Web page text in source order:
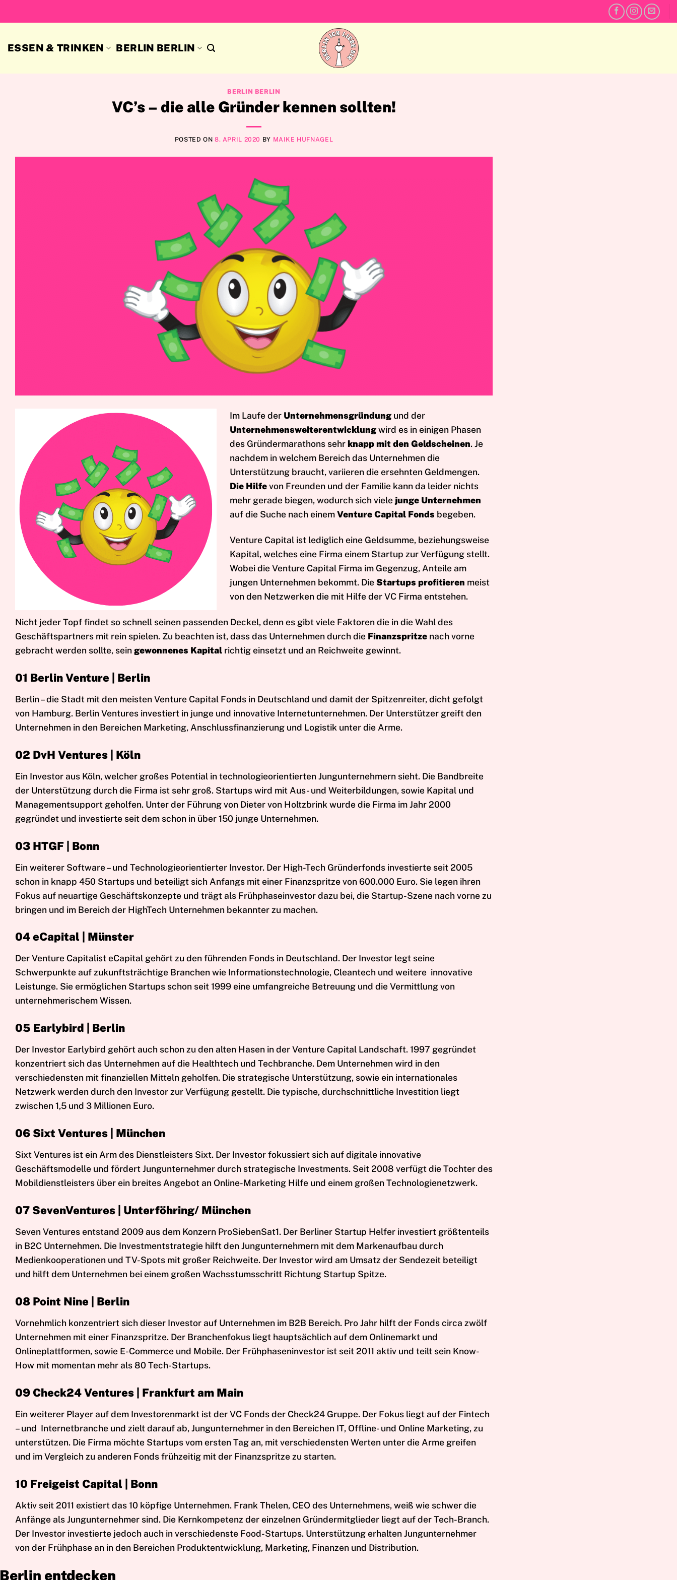
to
ESSEN & TRINKEN BERLIN BERLIN
BERLIN BERLIN
VC’s – die alle Gründer kennen sollten!
POSTED ON8. APRIL 2020 BY MAIKE HUFNAGEL
Im Laufe der Unternehmensgründung und der
Unternehmensweiterentwicklungwird es in einigen Phasen
des Gründermarathons sehrknapp mit den Geldscheinen. Je
nachdem in welchem Bereich das Unternehmen die
Unterstützung braucht, variieren die ersehnten Geldmengen.
Die Hilfevon Freunden und der Familie kann da leider nichts
mehr gerade biegen, wodurch sich viele junge Unternehmen
auf die Suche nach einemVenture Capital Fonds begeben.
Venture Capital ist lediglich eine Geldsumme, beziehungsweise
Kapital, welches eine Firma einem Startup zur Verfügung stellt.
Wobei die Venture Capital Firma im Gegenzug, Anteile am
jungen Unternehmen bekommt. DieStartups profitieren meist
von den Netzwerken die mit Hilfe der VC Firma entstehen.
Nicht jeder Topf findet so schnell seinen passenden Deckel, denn es gibt viele Faktoren die in die Wahl des
Geschäftspartners mit rein spielen. Zu beachten ist, dass das Unternehmen durch die Finanzspritze nach vorne
gebracht werden sollte, seingewonnenes Kapital richtig einsetzt und an Reichweite gewinnt.
01 Berlin Venture | Berlin
Berlin – die Stadt mit den meisten Venture Capital Fonds in Deutschland und damit der Spitzenreiter, dicht gefolgt
von Hamburg. Berlin Ventures investiert in junge und innovative Internetunternehmen. Der Unterstützer greift den
Unternehmen in den Bereichen Marketing, Anschlussfinanzierung und Logistik unter die Arme.
02 DvH Ventures | Köln
Ein Investor aus Köln, welcher großes Potential in technologieorientierten Jungunternehmern sieht. Die Bandbreite
der Unterstützung durch die Firma ist sehr groß. Startups wird mit Aus- und Weiterbildungen, sowie Kapital und
Managementsupport geholfen. Unter der Führung von Dieter von Holtzbrink wurde die Firma im Jahr 2000
gegründet und investierte seit dem schon in über 150 junge Unternehmen.
03 HTGF | Bonn
Ein weiterer Software – und Technologieorientierter Investor. Der High-Tech Gründerfonds investierte seit 2005
schon in knapp 450 Startups und beteiligt sich Anfangs mit einer Finanzspritze von 600.000 Euro. Sie legen ihren
Fokus auf neuartige Geschäftskonzepte und trägt als Frühphaseinvestor dazu bei, die Startup-Szene nach vorne zu
bringen und im Bereich der HighTech Unternehmen bekannter zu machen.
04 eCapital | Münster
Der Venture Capitalist eCapital gehört zu den führenden Fonds in Deutschland. Der Investor legt seine
Schwerpunkte auf zukunftsträchtige Branchen wie Informationstechnologie, Cleantech und weitere innovative
Leistunge. Sie ermöglichen Startups schon seit 1999 eine umfangreiche Betreuung und die Vermittlung von
unternehmerischem Wissen.
05 Earlybird | Berlin
Der Investor Earlybird gehört auch schon zu den alten Hasen in der Venture Capital Landschaft. 1997 gegründet
konzentriert sich das Unternehmen auf die Healthtech und Techbranche. Dem Unternehmen wird in den
verschiedensten mit finanziellen Mitteln geholfen. Die strategische Unterstützung, sowie ein internationales
Netzwerk werden durch den Investor zur Verfügung gestellt. Die typische, durchschnittliche Investition liegt
zwischen 1,5 und 3 Millionen Euro.
06 Sixt Ventures | München
Sixt Ventures ist ein Arm des Dienstleisters Sixt. Der Investor fokussiert sich auf digitale innovative
Geschäftsmodelle und fördert Jungunternehmer durch strategische Investments. Seit 2008 verfügt die Tochter des
Mobildienstleisters über ein breites Angebot an Online-Marketing Hilfe und einem großen Technologienetzwerk.
07 SevenVentures | Unterföhring/ München
Seven Ventures entstand 2009 aus dem Konzern ProSiebenSat1. Der Berliner Startup Helfer investiert größtenteils
in B2C Unternehmen. Die Investmentstrategie hilft den Jungunternehmern mit dem Markenaufbau durch
Medienkooperationen und TV-Spots mit großer Reichweite. Der Investor wird am Umsatz der Sendezeit beteiligt
und hilft dem Unternehmen bei einem großen Wachsstumsschritt Richtung Startup Spitze.
08 Point Nine | Berlin
Vornehmlich konzentriert sich dieser Investor auf Unternehmen im B2B Bereich. Pro Jahr hilft der Fonds circa zwölf
Unternehmen mit einer Finanzspritze. Der Branchenfokus liegt hauptsächlich auf dem Onlinemarkt und
Onlineplattformen, sowie E-Commerce und Mobile. Der Frühphaseninvestor ist seit 2011 aktiv und teilt sein Know-
How mit momentan mehr als 80 Tech-Startups.
09 Check24 Ventures | Frankfurt am Main
Ein weiterer Player auf dem Investorenmarkt ist der VC Fonds der Check24 Gruppe. Der Fokus liegt auf der Fintech
– und Internetbranche und zielt darauf ab, Jungunternehmer in den Bereichen IT, Offline- und Online Marketing, zu
unterstützen. Die Firma möchte Startups vom ersten Tag an, mit verschiedensten Werten unter die Arme greifen
und im Vergleich zu anderen Fonds frühzeitig mit der Finanzspritze zu starten.
10 Freigeist Capital | Bonn
Aktiv seit 2011 existiert das 10 köpfige Unternehmen. Frank Thelen, CEO des Unternehmens, weiß wie schwer die
Anfänge als Jungunternehmer sind. Die Kernkompetenz der einzelnen Gründermitglieder liegt auf der Tech-Branch.
Der Investor investierte jedoch auch in verschiedenste Food-Startups. Unterstützung erhalten Jungunternehmer
von der Frühphase an in den Bereichen Produktentwicklung, Marketing, Finanzen und Distribution.
entdecken